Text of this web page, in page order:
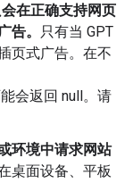
在正确支持网页
告。
只有当 GPT
页式广告。在不
会返回 null。请
环境中请求网站
桌面设备、平板